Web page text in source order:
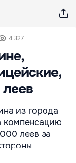
4 327
из города
компенсацию
леев за